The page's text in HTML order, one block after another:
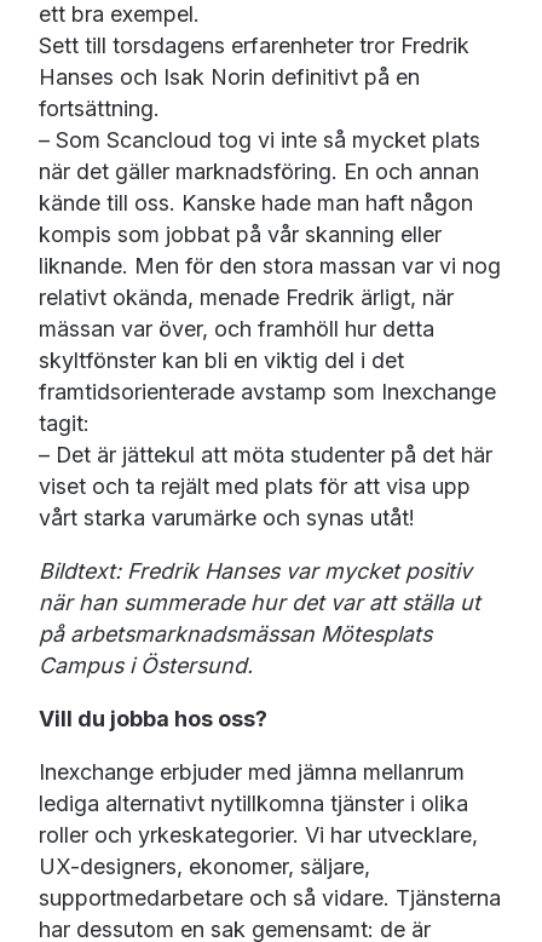
ett bra exempel.
Sett till torsdagens erfarenheter tror Fredrik
Hanses och Isak Norin definitivt på en
fortsättning.
– Som Scancloud tog vi inte så mycket plats
när det gäller marknadsföring. En och annan
kände till oss. Kanske hade man haft någon
kompis som jobbat på vår skanning eller
liknande. Men för den stora massan var vi nog
relativt okända, menade Fredrik ärligt, när
mässan var över, och framhöll hur detta
skyltfönster kan bli en viktig del i det
framtidsorienterade avstamp som Inexchange
tagit:
– Det är jättekul att möta studenter på det här
viset och ta rejält med plats för att visa upp
vårt starka varumärke och synas utåt!
Bildtext: Fredrik Hanses var mycket positiv
när han summerade hur det var att ställa ut
på arbetsmarknadsmässan Mötesplats
Campus i Östersund.
Vill du jobba hos oss?
Inexchange erbjuder med jämna mellanrum
lediga alternativt nytillkomna tjänster i olika
roller och yrkeskategorier. Vi har utvecklare,
UX-designers, ekonomer, säljare,
supportmedarbetare och så vidare. Tjänsterna
har dessutom en sak gemensamt: de är